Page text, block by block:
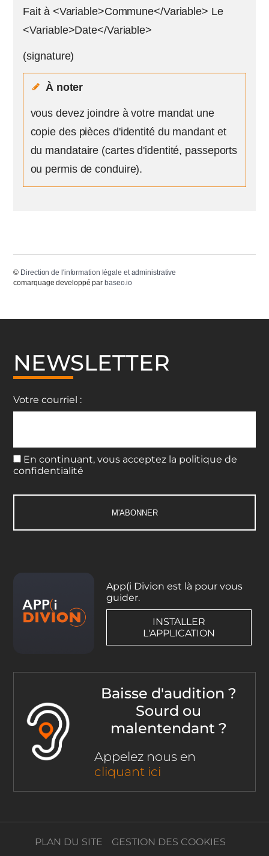
Fait à <Variable>Commune</Variable> Le
<Variable>Date</Variable>
(signature)
À noter
vous devez joindre à votre mandat une
copie des pièces d'identité du mandant et
du mandataire (cartes d'identité, passeports
ou permis de conduire).
© Direction de l'information légale et administrative
comarquage developpé par baseo.io
NEWSLETTER
Votre courriel :
En continuant, vous acceptez la politique de
confidentialité
App(i Divion est là pour vous
guider.
INSTALLER
L'APPLICATION
Baisse d'audition ?
Sourd ou
malentendant ?
Appelez nous en
cliquant ici
PLAN DU SITE GESTION DES COOKIES